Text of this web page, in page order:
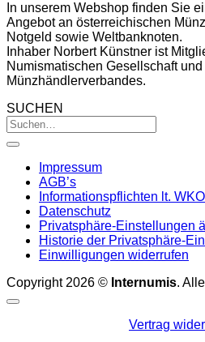
In unserem Webshop finden Sie
Angebot an österreichischen
Notgeld sowie Weltbanknoten.
Inhaber Norbert Künstner ist
Numismatischen Gesellschaft
Münzhändlerverbandes.
SUCHEN
Impressum
AGB’s
Informationspflichten lt.
Datenschutz
Privatsphäre-Einstellungen
Historie der Privatsphäre-
Einwilligungen widerrufen
Copyright 2026 © Internumis.
Vertrag